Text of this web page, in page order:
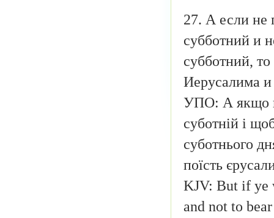
27. А если не
субботний и
субботний,
Иерусалима и
УПО: А якщо
суботній і
суботнього
поїсть
KJV: But if ye
and not to